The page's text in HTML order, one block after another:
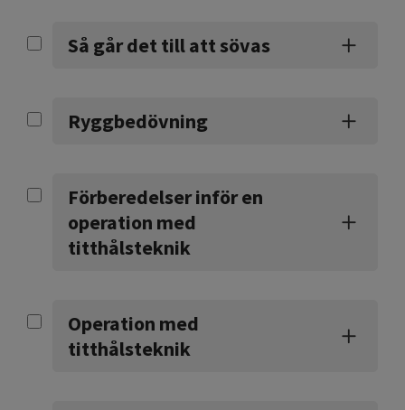
Så går det till att sövas
Ryggbedövning
Förberedelser inför en
operation med
titthålsteknik
Operation med
titthålsteknik